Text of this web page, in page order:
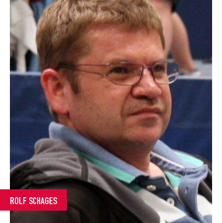
ROLF SCHAGES